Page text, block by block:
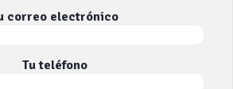
correo electrónico
Tu teléfono